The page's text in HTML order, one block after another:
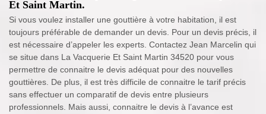
Et Saint Martin.
Si vous voulez installer une gouttière à votre habitation, il est
toujours préférable de demander un devis. Pour un devis précis, il
est nécessaire d’appeler les experts. Contactez Jean Marcelin qui
se situe dans La Vacquerie Et Saint Martin 34520 pour vous
permettre de connaitre le devis adéquat pour des nouvelles
gouttières. De plus, il est très difficile de connaitre le tarif précis
sans effectuer un comparatif de devis entre plusieurs
professionnels. Mais aussi, connaitre le devis à l’avance est